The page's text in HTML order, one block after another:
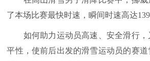
了本场比赛最快时速，瞬间时速高达
如何助力运动员高速、安全滑行，
平性，使前后出发的滑雪运动员的赛